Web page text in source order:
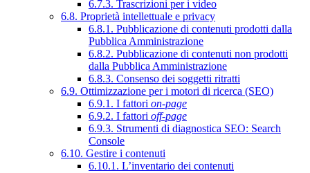
6.7.3. Trascrizioni per i video
6.8. Proprietà intellettuale e privacy
6.8.1. Pubblicazione di contenuti prodotti dalla
Pubblica Amministrazione
6.8.2. Pubblicazione di contenuti non prodotti
dalla Pubblica Amministrazione
6.8.3. Consenso dei soggetti ritratti
6.9. Ottimizzazione per i motori di ricerca (SEO)
6.9.1. I fattori on-page
6.9.2. I fattori off-page
6.9.3. Strumenti di diagnostica SEO: Search
Console
6.10. Gestire i contenuti
6.10.1. L’inventario dei contenuti